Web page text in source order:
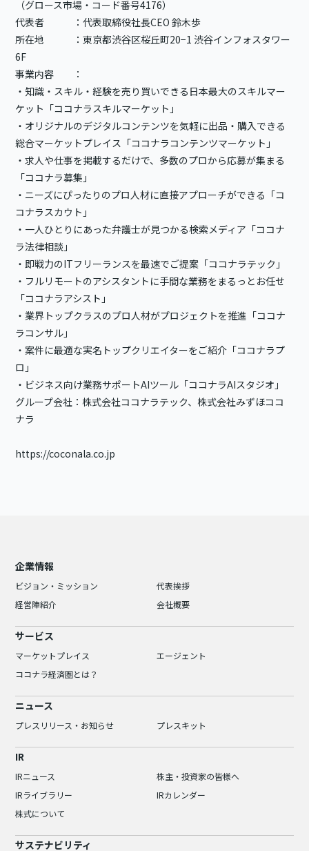
（グロース市場・コード番号4176）
代表者 ：代表取締役社長CEO 鈴木歩
所在地 ：東京都渋谷区桜丘町20−1 渋谷インフォスタワー
6F
事業内容 ：
・知識・スキル・経験を売り買いできる日本最大のスキルマー
ケット「ココナラスキルマーケット」
・オリジナルのデジタルコンテンツを気軽に出品・購入できる
総合マーケットプレイス「ココナラコンテンツマーケット」
・求人や仕事を掲載するだけで、多数のプロから応募が集まる
「ココナラ募集」
・ニーズにぴったりのプロ人材に直接アプローチができる「コ
コナラスカウト」
・一人ひとりにあった弁護士が見つかる検索メディア「ココナ
ラ法律相談」
・即戦力のITフリーランスを最速でご提案「ココナラテック」
・フルリモートのアシスタントに手間な業務をまるっとお任せ
「ココナラアシスト」
・業界トップクラスのプロ人材がプロジェクトを推進「ココナ
ラコンサル」
・案件に最適な実名トップクリエイターをご紹介「ココナラプ
ロ」
・ビジネス向け業務サポートAIツール「ココナラAIスタジオ」
グループ会社：株式会社ココナラテック、株式会社みずほココ
ナラ
https://coconala.co.jp
企業情報
ビジョン・ミッション
代表挨拶
経営陣紹介
会社概要
サービス
マーケットプレイス
エージェント
ココナラ経済圏とは？
ニュース
プレスリリース・お知らせ プレスキット
IR
IRニュース
株主・投資家の皆様へ
IRライブラリー
IRカレンダー
株式について
サステナビリティ